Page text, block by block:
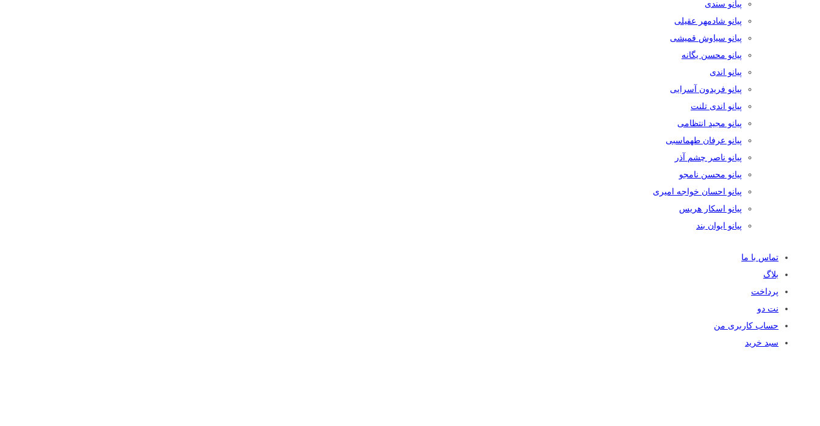
پیانو سندی
پیانو شادمهر عقیلی
پیانو سیاوش قمیشی
پیانو محسن یگانه
پیانو اندی
پیانو فریدون آسرایی
پیانو اندی تلنت
پیانو مجید انتظامی
پیانو عرفان طهماسبی
پیانو ناصر چشم آذر
پیانو محسن نامجو
پیانو احسان خواجه امیری
پیانو اسکار هریس
پیانو ایوان بند
تماس با ما
بلاگ
پرداخت
نت دو
حساب کاربری من
سبد خرید